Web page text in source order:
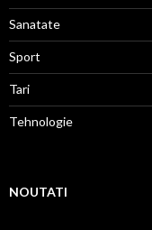
Sanatate
Sport
Tari
Tehnologie
NOUTATI